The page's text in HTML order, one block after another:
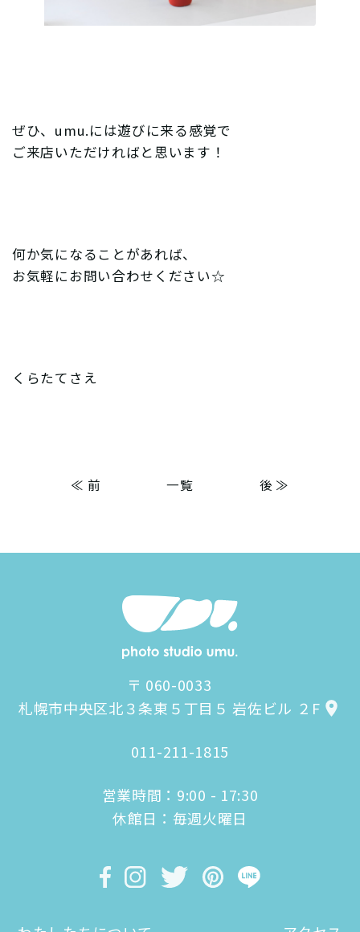
ぜひ、umu.には遊びに来る感覚で
ご来店いただければと思います！
何か気になることがあれば、
お気軽にお問い合わせください☆
くらたてさえ
≪ 前 一覧 後 ≫
〒 060-0033
札幌市中央区北３条東５丁目５ 岩佐ビル ２F
011-211-1815
営業時間：9:00 - 17:30
休館日：毎週火曜日